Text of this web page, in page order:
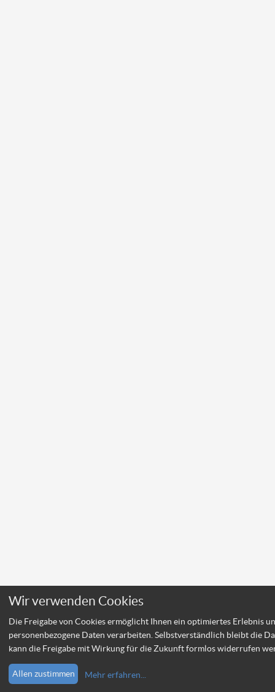
Wir verwenden Cookies
Die Freigabe von Cookies ermöglicht Ihnen ein optimiertes Erlebnis
personenbezogene Daten verarbeiten. Selbstverständlich bleibt die
kann die Freigabe mit Wirkung für die Zukunft formlos widerrufen
Allen zustimmen Mehr erfahren